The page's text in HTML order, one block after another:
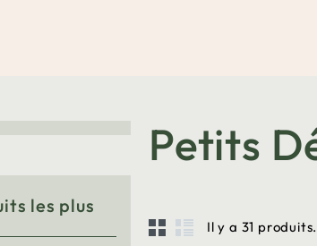
les plus
Petits
Il y a 31 produits.